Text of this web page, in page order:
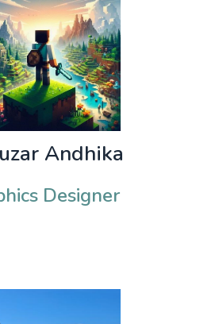
Andhika
Designer